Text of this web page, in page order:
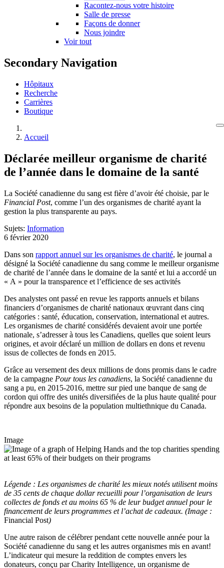
Racontez-nous votre histoire
Salle de presse
Façons de donner
Nous joindre
Voir tout
Secondary Navigation
Hôpitaux
Recherche
Carrières
Boutique
Accueil
Déclarée meilleur organisme de charité
de l’année dans le domaine de la santé
La Société canadienne du sang est fière d’avoir été choisie, par le
Financial Post, comme l’un des organismes de charité ayant la
gestion la plus transparente au pays.
Sujets: Information
6 février 2020
Dans son rapport annuel sur les organismes de charité, le journal a
désigné la Société canadienne du sang comme le meilleur organisme
de charité de l’année dans le domaine de la santé et lui a accordé un
« A » pour la transparence et l’efficience de ses activités
Des analystes ont passé en revue les rapports annuels et bilans
financiers d’organismes de charité nationaux œuvrant dans cinq
catégories : santé, éducation, conservation, international et autres.
Les organismes de charité considérés devaient avoir une portée
nationale, s’adresser à tous les Canadiens, quelles que soient leurs
origines, et avoir déclaré un million de dollars en dons et revenu
issus de collectes de fonds en 2015.
Grâce au versement des deux millions de dons promis dans le cadre
de la campagne Pour tous les canadiens, la Société canadienne du
sang a pu, en 2015-2016, mettre sur pied une banque de sang de
cordon qui offre des unités diversifiées de la plus haute qualité pour
répondre aux besoins de la population multiethnique du Canada.
Image
Légende : Les organismes de charité les mieux notés utilisent moins
de 35 cents de chaque dollar recueilli pour l’organisation de leurs
collectes de fonds et au moins 65 % de leur budget annuel pour le
financement de leurs programmes et l’achat de cadeaux. (Image :
Financial Post)
Une autre raison de célébrer pendant cette nouvelle année pour la
Société canadienne du sang et les autres organismes mis en avant!
L’indicateur qui mesure la reddition de comptes envers les
donateurs, conçu par Charity Intelligence, un organisme de